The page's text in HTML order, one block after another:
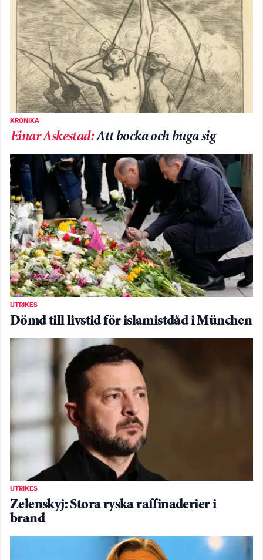
KRÖNIKA
Einar Askestad:Att bocka och buga sig
UTRIKES
Dömd till livstid för islamistdåd i München
UTRIKES
Zelenskyj: Stora ryska raffinaderier i
brand